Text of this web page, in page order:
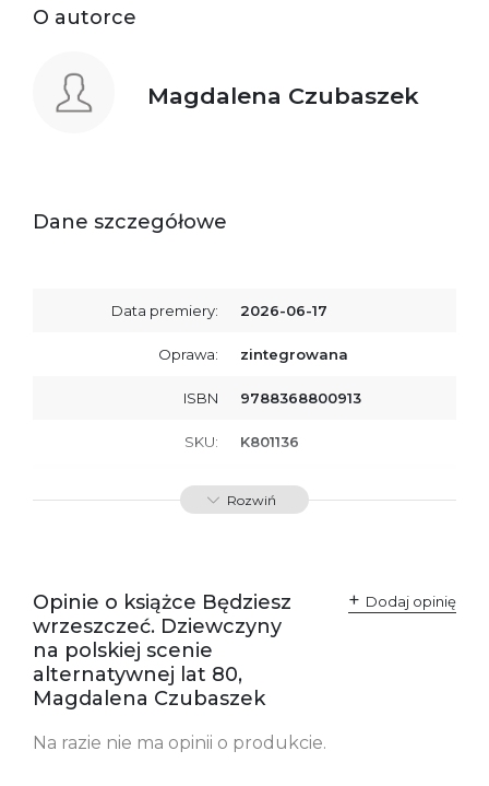
O autorce
Magdalena Czubaszek
Dane szczegółowe
Data premiery: 2026-06-17
Oprawa: zintegrowana
ISBN 9788368800913
SKU: K801136
Producent / Osoby
odpowiedzialne za
Wydawnictwo Poznańskie
Sp. z o.o.
+48 61 623 38 38
Ostrzeżenia oraz
informacje dotyczące
bezpieczeństwa:
Załącznik PDF
Rozwiń
Opinie o książce Będziesz
wrzeszczeć. Dziewczyny
na polskiej scenie
alternatywnej lat 80,
Magdalena Czubaszek
Dodaj opinię
Na razie nie ma opinii o produkcie.